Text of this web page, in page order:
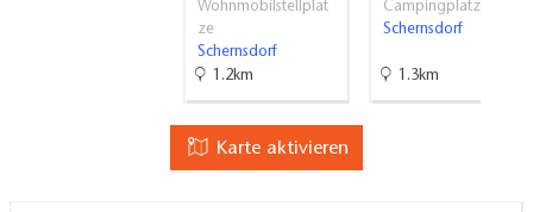
Wohnmobilstellplät
ze
Schernsdorf
1.2km
Campingplätze
Schernsdorf
1.3km
Karte aktivieren